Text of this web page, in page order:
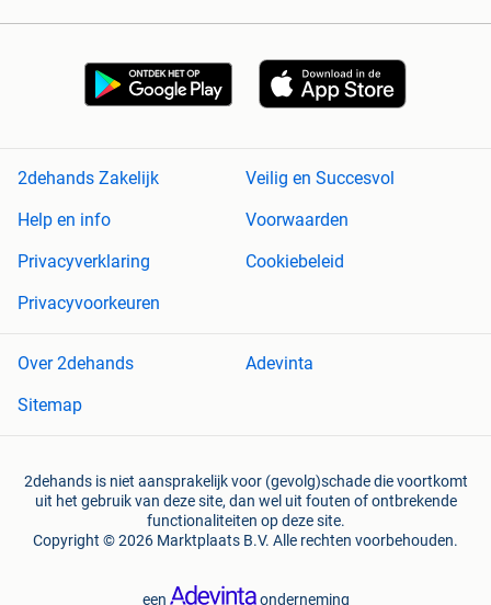
2dehands Zakelijk
Veilig en Succesvol
Help en info
Voorwaarden
Privacyverklaring
Cookiebeleid
Privacyvoorkeuren
Over 2dehands
Adevinta
Sitemap
2dehands is niet aansprakelijk voor (gevolg)schade die voortkomt
uit het gebruik van deze site, dan wel uit fouten of ontbrekende
functionaliteiten op deze site.
Copyright © 2026 Marktplaats B.V. Alle rechten voorbehouden.
een onderneming